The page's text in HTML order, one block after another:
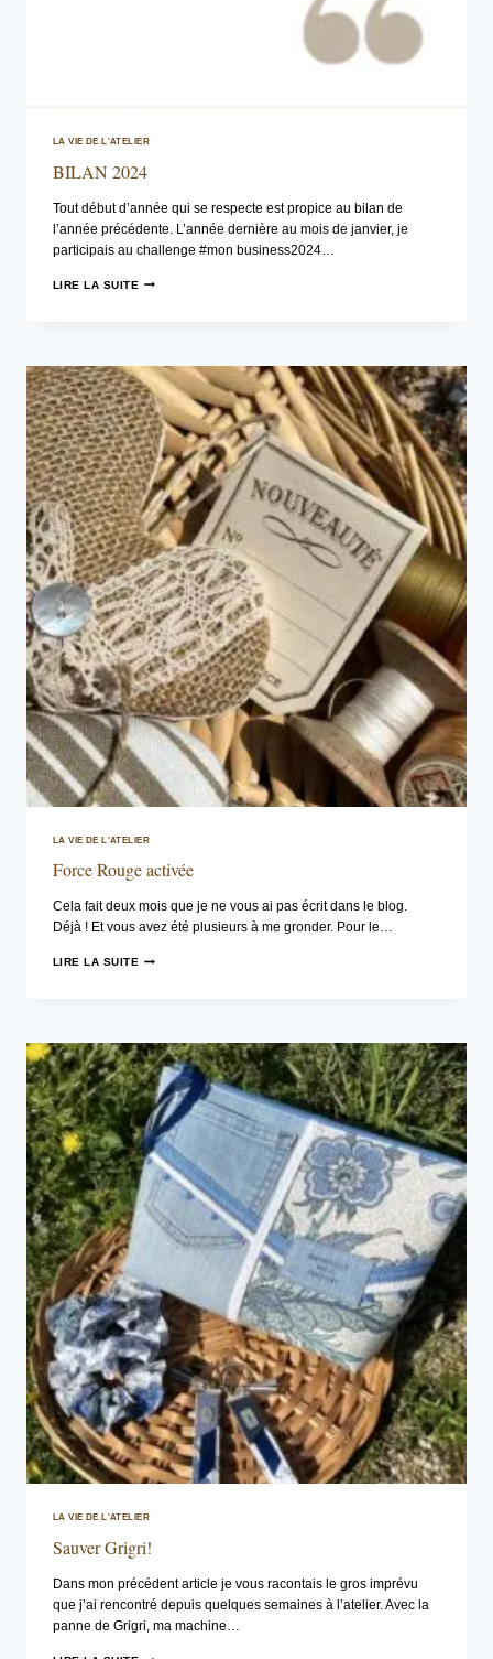
LA VIE DE L'ATELIER
BILAN 2024
Tout début d’année qui se respecte est propice au bilan de
l’année précédente. L’année dernière au mois de janvier, je
participais au challenge #mon business2024…
LIRE LA SUITE BILAN
LA VIE DE L'ATELIER
Force Rouge activée
Cela fait deux mois que je ne vous ai pas écrit dans le blog.
Déjà ! Et vous avez été plusieurs à me gronder. Pour le…
LIRE LA SUITE FORCE
LA VIE DE L'ATELIER
Sauver Grigri!
Dans mon précédent article je vous racontais le gros imprévu
que j’ai rencontré depuis quelques semaines à l’atelier. Avec la
panne de Grigri, ma machine…